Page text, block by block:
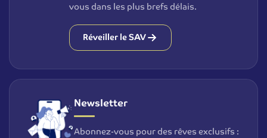
vous dans les plus brefs délais.
Réveiller le SAV
Newsletter
Abonnez-vous pour des rêves exclusifs :